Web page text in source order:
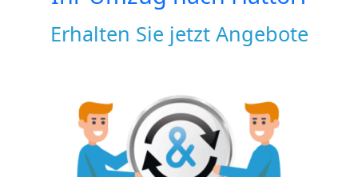
Erhalten Sie jetzt Angebote